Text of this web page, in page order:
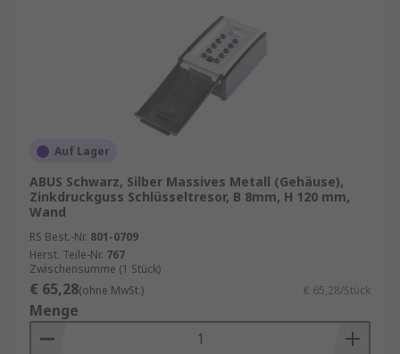
Auf Lager
ABUS Schwarz, Silber Massives Metall (Gehäuse),
Zinkdruckguss Schlüsseltresor, B 8mm, H 120 mm,
Wand
RS Best.-Nr. 801-0709
Herst. Teile-Nr. 767
Zwischensumme (1 Stück)
€ 65,28(ohne MwSt.) € 65,28/Stück
Menge